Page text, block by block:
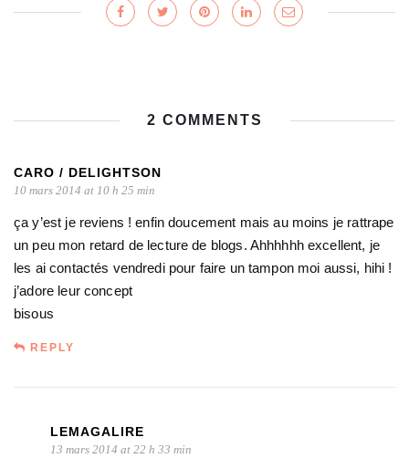
2 COMMENTS
CARO / DELIGHTSON
10 mars 2014 at 10 h 25 min
ça y’est je reviens ! enfin doucement mais au moins je rattrape
un peu mon retard de lecture de blogs. Ahhhhhh excellent, je
les ai contactés vendredi pour faire un tampon moi aussi, hihi !
j’adore leur concept
bisous
REPLY
LEMAGALIRE
13 mars 2014 at 22 h 33 min